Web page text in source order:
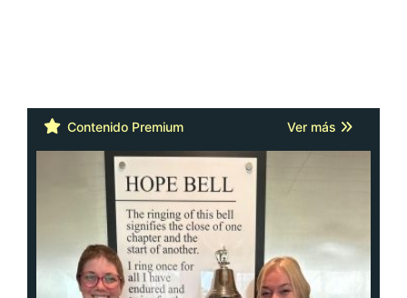
Contenido Premium Ver más